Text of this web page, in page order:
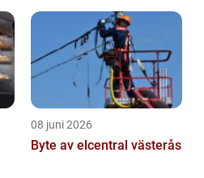
08 juni 2026
Byte av elcentral västerås